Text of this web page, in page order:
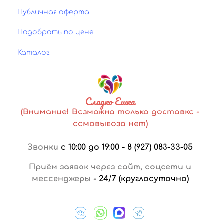
Публичная оферта
Подобрать по цене
Каталог
Сладко Ешка
(Внимание! Возможна только доставка -
самовывоза нет)
Звонки с 10:00 до 19:00 - 8 (927) 083-33-05
Приём заявок через сайт, соцсети и
мессенджеры - 24/7 (круглосуточно)